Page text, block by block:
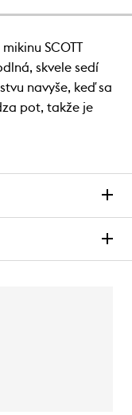
SCOTT
skvele sedí
navyše, keď sa
pot, takže je